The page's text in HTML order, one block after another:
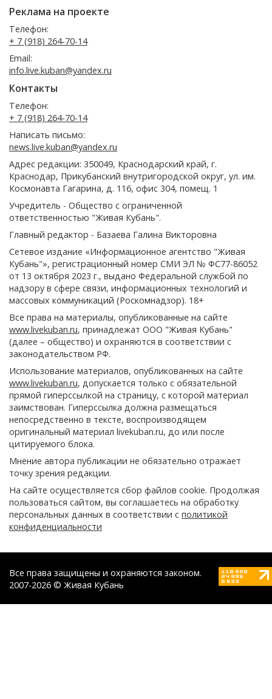
Реклама на проекте
Телефон:
+ 7 (918) 264-70-14
Email:
info.live.kuban@yandex.ru
Контакты
Телефон:
+ 7 (918) 264-70-14
Написать письмо:
news.live.kuban@yandex.ru
Адрес редакции: 350049, Краснодарский край, г.
Краснодар, Прикубанский внутригородской округ, ул. им.
Космонавта Гагарина, д. 116, офис 304, помещ. 1
Учредитель - Общество с ограниченной
ответственностью "Живая Кубань".
Главный редактор - Базаева Галина Викторовна
Сетевое издание «Информационное агентство "Живая
Кубань"», регистрационный номер СМИ ЭЛ № ФС77-86052
от 13 октября 2023 г., выдано Федеральной службой по
надзору в сфере связи, информационных технологий и
массовых коммуникаций (Роскомнадзор). 18+
Все права на материалы, опубликованные на сайте
www.livekuban.ru, принадлежат ООО "Живая Кубань"
(далее – общество) и охраняются в соответствии с
законодательством РФ.
Использование материалов, опубликованных на сайте
www.livekuban.ru, допускается только с обязательной
прямой гиперссылкой на страницу, с которой материал
заимствован. Гиперссылка должна размещаться
непосредственно в тексте, воспроизводящем
оригинальный материал livekuban.ru, до или после
цитируемого блока.
Мнение автора публикации не обязательно отражает
точку зрения редакции.
На сайте осуществляется сбор файлов cookie. Продолжая
пользоваться сайтом, вы соглашаетесь на обработку
персональных данных в соответствии с политикой
конфиденциальности
Все права защищены и охраняются законом.
2007-2026 © Живая Кубань